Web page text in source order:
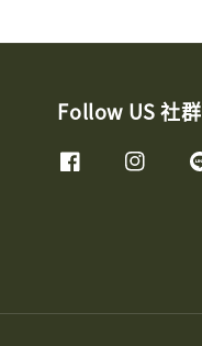
Follow US 社群